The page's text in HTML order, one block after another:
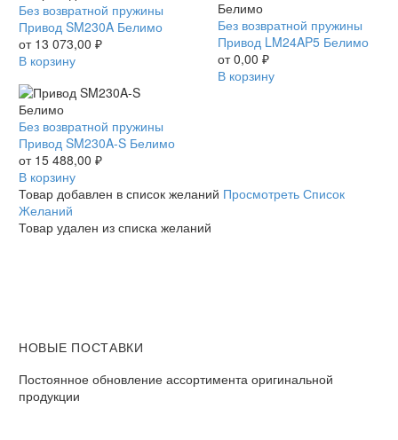
Привод
SM230A
Белимо
Без возвратной пружины
Привод SM230A Белимо
от 13 073,00 ₽
В корзину
Привод
LM24AP5
Белимо
Без возвратной пружины
Привод LM24AP5 Белимо
от0,00 ₽
В корзину
Привод
SM230A-
S
Белимо
Без возвратной пружины
Привод SM230A-S Белимо
от 15 488,00 ₽
В корзину
Товар добавлен в список желаний Просмотреть Список
Желаний
Товар удален из списка желаний
НОВЫЕ ПОСТАВКИ
Постоянное обновление ассортимента оригинальной
продукции